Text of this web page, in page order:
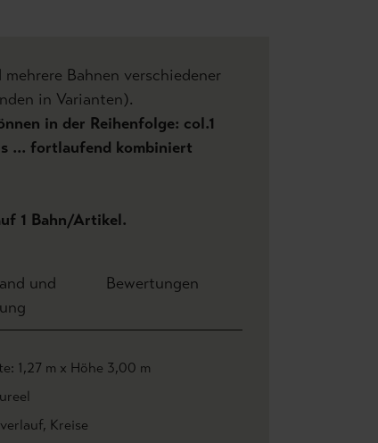
Bahnen verschiedener
in Varianten).
in der Reihenfolge: col.1
... fortlaufend kombiniert
1 Bahn/Artikel.
und
Bewertungen
1,27 m x Höhe 3,00 m
, Kreise